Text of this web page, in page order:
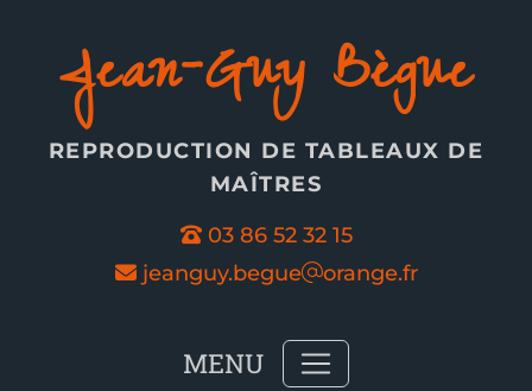
Jean-Guy Bègue
REPRODUCTION DE TABLEAUX DE
MAÎTRES
03 86 52 32 15
jeanguy.begue
orange.fr
MENU